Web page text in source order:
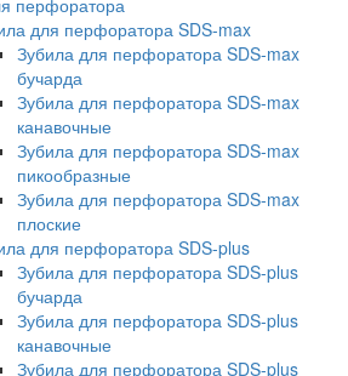
перфоратора
для перфоратора SDS-max
Зубила для перфоратора SDS-max
бучарда
Зубила для перфоратора SDS-max
канавочные
Зубила для перфоратора SDS-max
пикообразные
Зубила для перфоратора SDS-max
плоские
для перфоратора SDS-plus
Зубила для перфоратора SDS-plus
бучарда
Зубила для перфоратора SDS-plus
канавочные
Зубила для перфоратора SDS-plus